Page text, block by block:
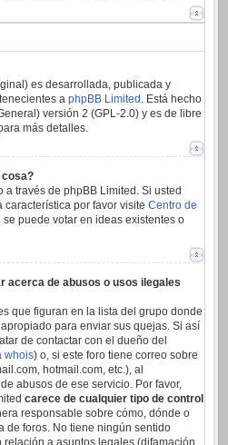
es desarrollada, publicada y
a phpBB Limited . Está hecho
versión 2 (GPL-2.0) y es de libre
más detalles.
cosa?
a través de phpBB Limited. Si usted
por favor visite Centro de
puede votar en ideas existentes o
acerca de abusos o usos ilegales
que figuran en la lista del grupo donde
para enviar sus quejas. Si así
de contactar con el dueño del
whois) o, si este foro tiene correo sobre
hotmail.com, etc.), al
abusos de ese servicio. Por favor,
carece de cualquier tipo de control
responsable sobre cómo, dónde o
de foros. No tiene ningún sentido
a asuntos legales (difamación,